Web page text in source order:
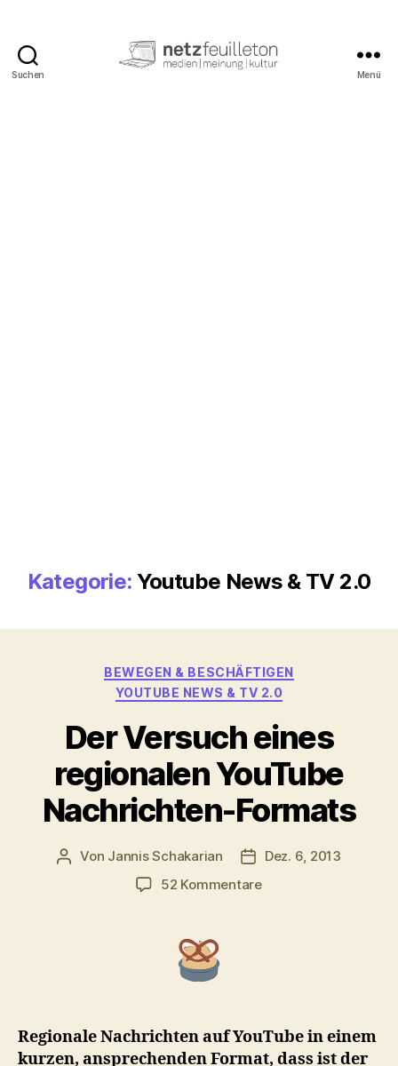
Suchen Menü
Kategorie: Youtube News & TV 2.0
Kategorien
BEWEGEN & BESCHÄFTIGEN
YOUTUBE NEWS & TV 2.0
Der Versuch eines
regionalen YouTube
Nachrichten-Formats
Beitragsautor
Von Jannis Schakarian
Dez. 6, 2013
52 Kommentarezu
Regionale Nachrichten auf YouTube in einem
kurzen, ansprechenden Format, dass ist der